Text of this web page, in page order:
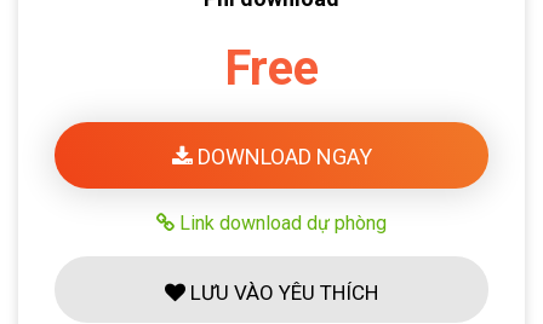
Free
DOWNLOAD NGAY
Link download dự phòng
LƯU VÀO YÊU THÍCH